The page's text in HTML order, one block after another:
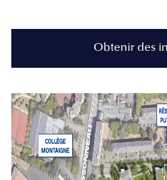
Obtenir des